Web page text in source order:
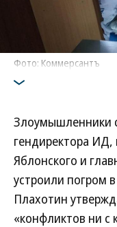
Фото: Коммерсантъ
Злоумышленники
гендиректора ИД,
Яблонского и
устроили погром
Плахотин
«конфликтов ни с